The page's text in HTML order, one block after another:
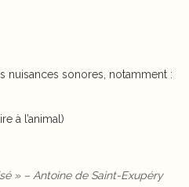
nuisances sonores, notamment :
à l’animal)
» – Antoine de Saint-Exupéry